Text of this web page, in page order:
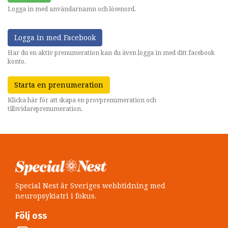
Logga in med användarnamn och lösenord.
Logga in med Facebook
Har du en aktiv prenumeration kan du även logga in med ditt facebook
konto.
Starta en prenumeration
Klicka här för att skapa en provprenumeration och
tillsvidareprenumeration.
Special Nest är Sveriges webbtidning med
neuropsykiatri i fokus.
Följ oss